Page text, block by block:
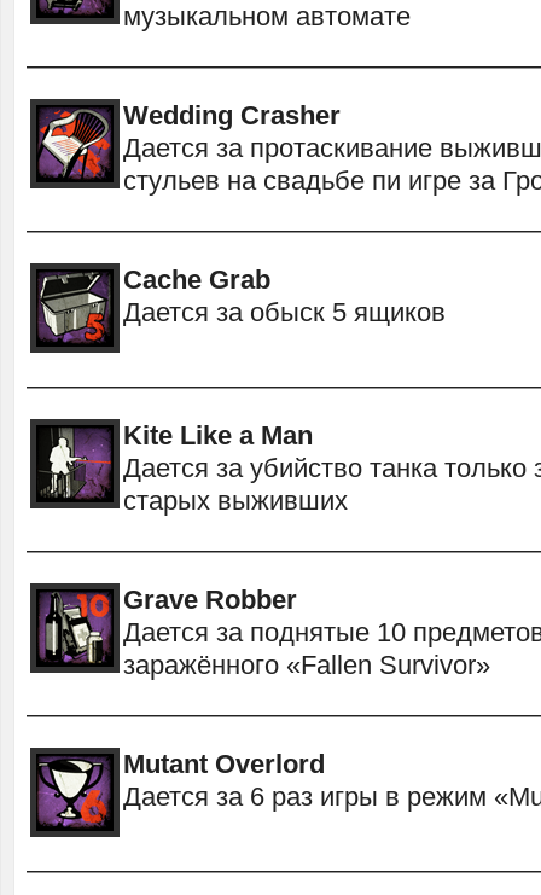
музыкальном автомате
Wedding Crasher
Дается за протаскивание
стульев на свадьбе пи игре за
Cache Grab
Дается за обыск 5 ящиков
Kite Like a Man
Дается за убийство танка только
старых выживших
Grave Robber
Дается за поднятые 10
заражённого «Fallen Survivor»
Mutant Overlord
Дается за 6 раз игры в режим